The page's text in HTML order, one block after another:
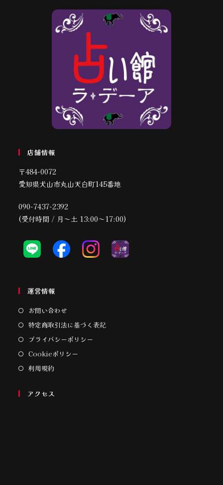
店舗情報
〒484-0072
愛知県犬山市丸山天白町145番地
090-7437-2392
(受付時間 / 月～土 13:00～17:00)
運営情報
お問い合わせ
特定商取引法に基づく表記
プライバシーポリシー
Cookieポリシー
利用規約
アクセス